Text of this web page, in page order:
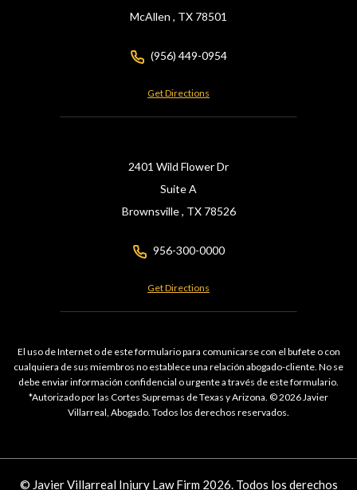
McAllen , TX 78501
(956) 449-0954
Get Directions
2401 Wild Flower Dr
Suite A
Brownsville , TX78526
956-300-0000
Get Directions
El uso de Internet o de este formulario para comunicarse con el bufete o con
cualquiera de sus miembros no establece una relación abogado-cliente. No se
debe enviar información confidencial o urgente a través de este formulario.
*Autorizado por las Cortes Supremas de Texas y Arizona. © 2026 Javier
Villarreal, Abogado. Todos los derechos reservados.
© Javier Villarreal Injury Law Firm 2026. Todos los derechos